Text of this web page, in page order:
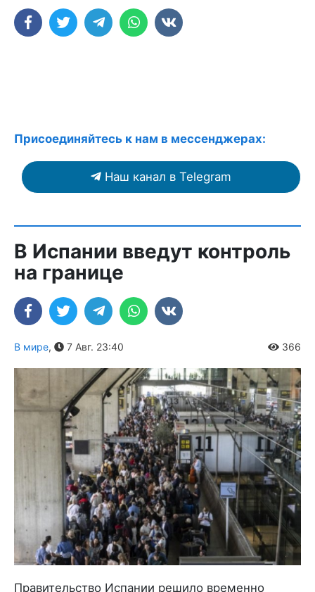
Присоединяйтесь к нам в мессенджерах:
Наш канал в Telegram
В Испании введут контроль
на границе
В мире, 7 Авг. 23:40 366
Правительство Испании решило временно